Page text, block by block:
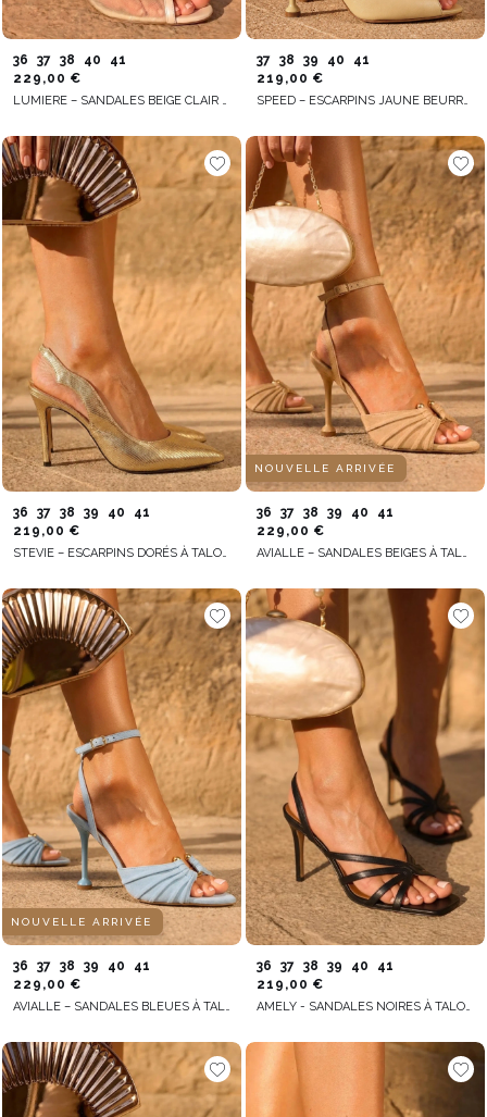
36 37 38 40
41
229,00 €
LUMIERE – SANDALES BEIGE CLAIR AVEC PERLE DÉCORATIVE
37 38 39 40
41
219,00 €
SPEED – ESCARPINS JAUNE BEURRE À TALON FIN AVEC FINITION STABLE
36 37 38 39 40
41
219,00 €
STEVIE – ESCARPINS DORÉS À TALON AVEC BRIDE ARRIÈRE OUVERTE
NOUVELLE ARRIVÉE
36 37 38 39 40
41
229,00 €
AVIALLE – SANDALES BEIGES À TALON AIGUILLE AVEC FINITION STABLE
NOUVELLE ARRIVÉE
36 37 38 39 40
41
229,00 €
36 37 38 39 40
41
219,00 €